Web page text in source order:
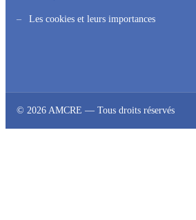
Les cookies et leurs importances
© 2026 AMCRE — Tous droits réservés